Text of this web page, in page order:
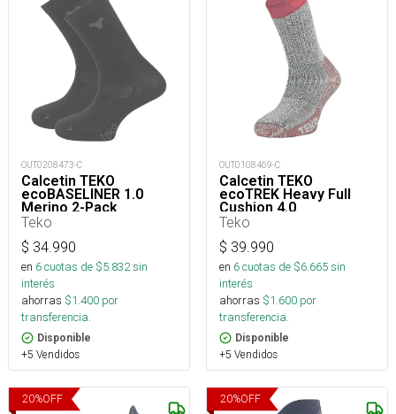
OUT0208473-C
Calcetin TEKO
ecoBASELINER 1.0
Merino 2-Pack
Teko
$ 34.990
en 6cuotas de $5.832sin
interés
ahorras $1.400 por
transferencia.
Disponible
+5 Vendidos
OUT0108469-C
Calcetin TEKO
ecoTREK Heavy Full
Cushion 4.0
Teko
$ 39.990
en 6cuotas de $6.665sin
interés
ahorras $1.600 por
transferencia.
Disponible
+5 Vendidos
20%OFF 20%OFF